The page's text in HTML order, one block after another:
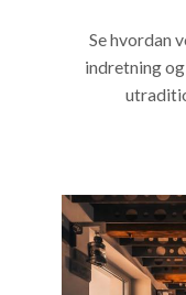
Se hvordan
indretning